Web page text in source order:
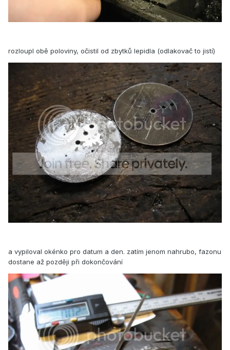
rozloupl obě poloviny, očistil od zbytků lepidla (odlakovač to jistí)
a vypiloval okénko pro datum a den. zatím jenom nahrubo, fazonu
dostane až později při dokončování